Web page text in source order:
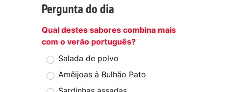
Pergunta do dia
Qual destes sabores combina mais
com o verão português?
Salada de polvo
Amêijoas à Bulhão Pato